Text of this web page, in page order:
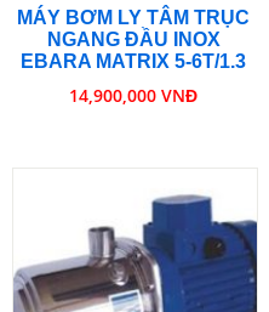
MÁY BƠM LY TÂM TRỤC
NGANG ĐẦU INOX
EBARA MATRIX 5-6T/1.3
14,900,000 VNĐ